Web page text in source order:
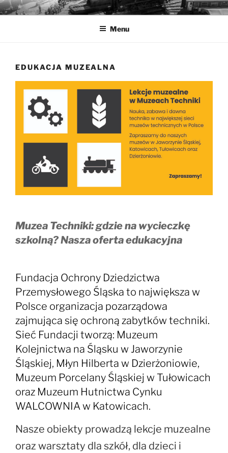
Przejdź
do
MUZEA TECHNIKI
Ochrona zabytków techniki
Menu
EDUKACJA MUZEALNA
Muzea Techniki: gdzie na wycieczkę
szkolną? Nasza oferta edukacyjna
Fundacja Ochrony Dziedzictwa
Przemysłowego Śląska to największa w
Polsce organizacja pozarządowa
zajmująca się ochroną zabytków techniki.
Sieć Fundacji tworzą: Muzeum
Kolejnictwa na Śląsku w Jaworzynie
Śląskiej, Młyn Hilberta w Dzierżoniowie,
Muzeum Porcelany Śląskiej w Tułowicach
oraz Muzeum Hutnictwa Cynku
WALCOWNIA w Katowicach.
Nasze obiekty prowadzą lekcje muzealne
oraz warsztaty dla szkół, dla dzieci i